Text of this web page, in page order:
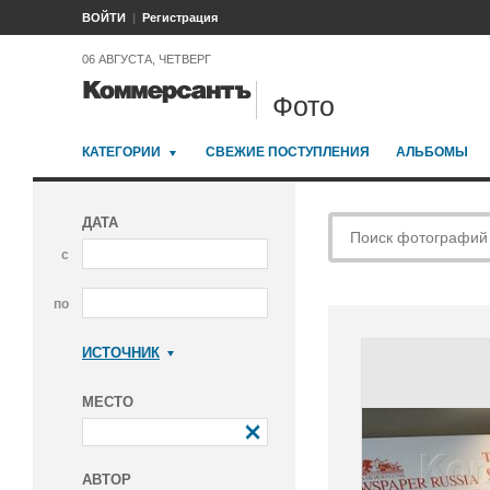
ВОЙТИ Регистрация
06 АВГУСТА, ЧЕТВЕРГ
Фото
КАТЕГОРИИ СВЕЖИЕ ПОСТУПЛЕНИЯ АЛЬБОМЫ
ДАТА
с
по
ИСТОЧНИК
МЕСТО
АВТОР